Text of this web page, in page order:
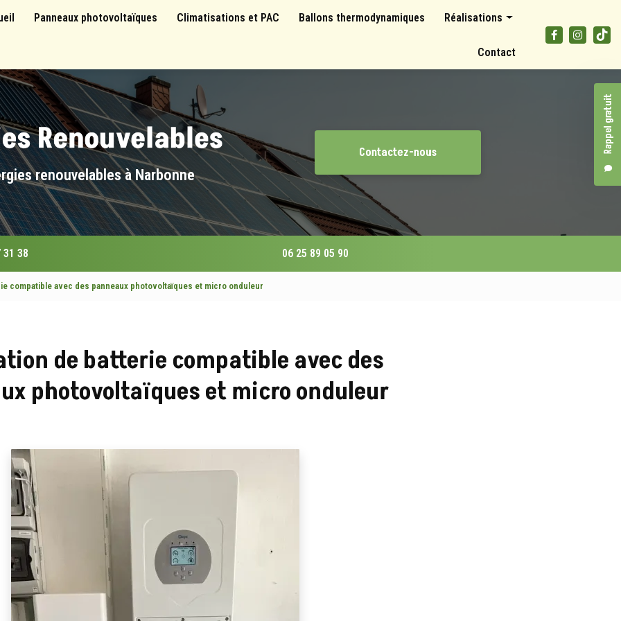
Rappel gratuit
Panneaux photovoltaïques Climatisations et PAC Ballons thermodynamiques Réalisations
Panneaux photovoltaïques
Climatisations et pompes à chaleur
Contact
renouvelables à Narbonne
Contactez-nous
31 38 06 25 89 05 90
compatible avec des panneaux photovoltaïques et micro onduleur
de batterie compatible avec des
photovoltaïques et micro onduleur